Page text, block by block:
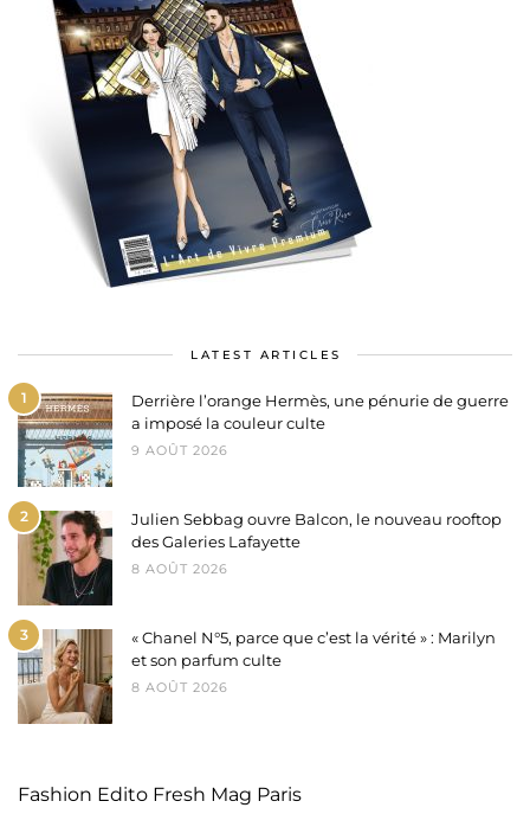
LATEST ARTICLES
1
Derrière l’orange Hermès, une pénurie de guerre
a imposé la couleur culte
9 AOÛT 2026
2
Julien Sebbag ouvre Balcon, le nouveau rooftop
des Galeries Lafayette
8 AOÛT 2026
3
« Chanel N°5, parce que c’est la vérité » : Marilyn
et son parfum culte
8 AOÛT 2026
Fashion Edito Fresh Mag Paris